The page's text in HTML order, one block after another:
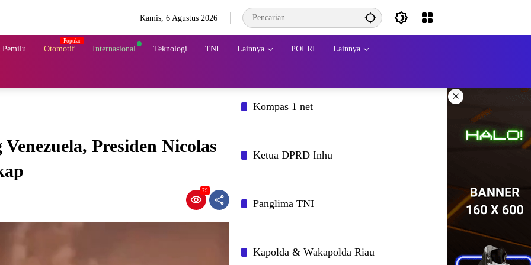
Kamis, 6 Agustus 2026
Otomotif Internasional Teknologi TNI Lainnya POLRI Lainnya
×
Presiden Nicolas
79
Kompas 1 net
Ketua DPRD Inhu
Panglima TNI
Kapolda & Wakapolda Riau